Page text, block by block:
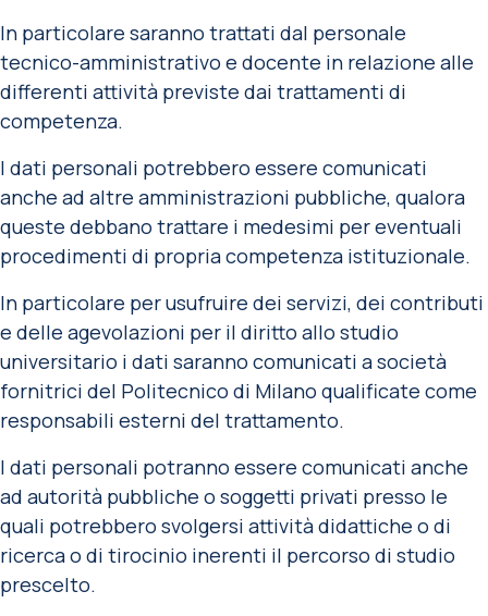
In particolare saranno trattati dal personale
tecnico-amministrativo e docente in relazione alle
differenti attività previste dai trattamenti di
competenza.
I dati personali potrebbero essere comunicati
anche ad altre amministrazioni pubbliche, qualora
queste debbano trattare i medesimi per eventuali
procedimenti di propria competenza istituzionale.
In particolare per usufruire dei servizi, dei contributi
e delle agevolazioni per il diritto allo studio
universitario i dati saranno comunicati a società
fornitrici del Politecnico di Milano qualificate come
responsabili esterni del trattamento.
I dati personali potranno essere comunicati anche
ad autorità pubbliche o soggetti privati presso le
quali potrebbero svolgersi attività didattiche o di
ricerca o di tirocinio inerenti il percorso di studio
prescelto.